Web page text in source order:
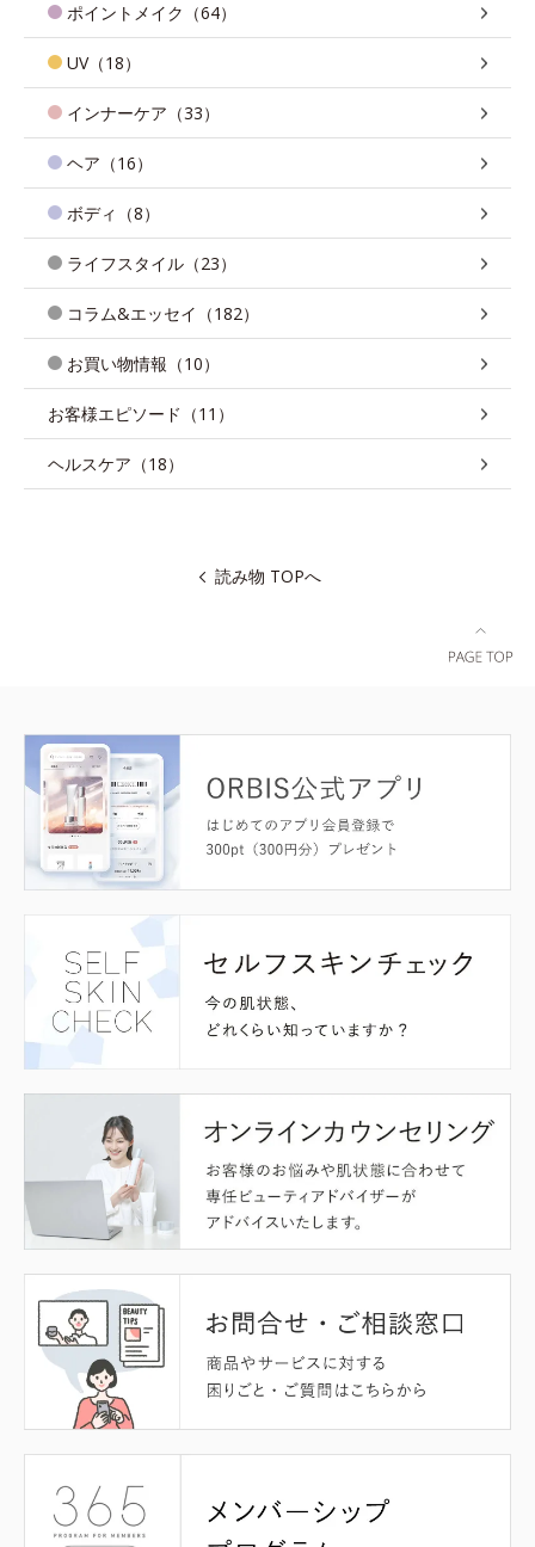
ポイントメイク（64）
UV（18）
インナーケア（33）
ヘア（16）
ボディ（8）
ライフスタイル（23）
コラム&エッセイ（182）
お買い物情報（10）
お客様エピソード（11）
ヘルスケア（18）
読み物 TOPへ